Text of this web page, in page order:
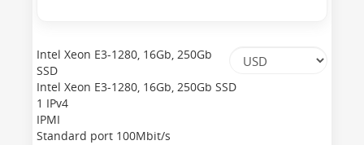
Intel Xeon E3-1280, 16Gb, 250Gb
SSD
Intel Xeon E3-1280, 16Gb, 250Gb SSD
1 IPv4
IPMI
Standard port 100Mbit/s